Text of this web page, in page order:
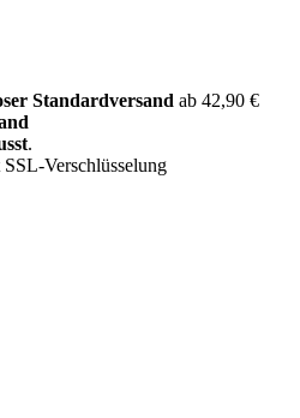
Standardversand ab 42,90 €
.
Verschlüsselung